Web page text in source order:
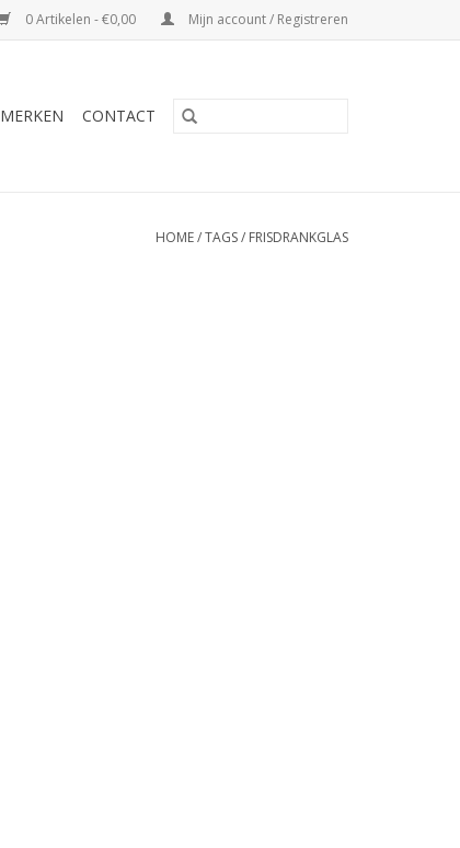
0 Artikelen - €0,00 Mijn account / Registreren
MERKEN CONTACT
HOME/TAGS/ FRISDRANKGLAS